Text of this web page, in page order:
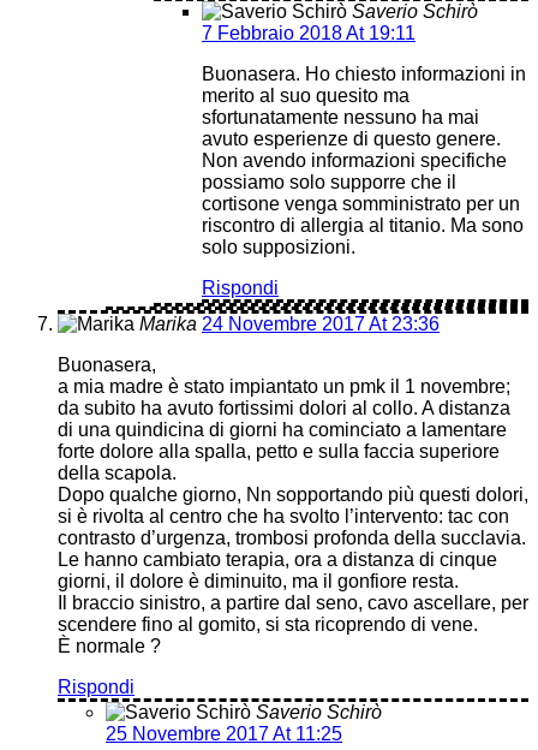
Saverio Schirò
7 Febbraio 2018 At 19:11
Buonasera. Ho chiesto informazioni in
merito al suo quesito ma
sfortunatamente nessuno ha mai
avuto esperienze di questo genere.
Non avendo informazioni specifiche
possiamo solo supporre che il
cortisone venga somministrato per un
riscontro di allergia al titanio. Ma sono
solo supposizioni.
Rispondi
Marika 24 Novembre 2017 At 23:36
Buonasera,
a mia madre è stato impiantato un pmk il 1 novembre;
da subito ha avuto fortissimi dolori al collo. A distanza
di una quindicina di giorni ha cominciato a lamentare
forte dolore alla spalla, petto e sulla faccia superiore
della scapola.
Dopo qualche giorno, Nn sopportando più questi dolori,
si è rivolta al centro che ha svolto l’intervento: tac con
contrasto d’urgenza, trombosi profonda della succlavia.
Le hanno cambiato terapia, ora a distanza di cinque
giorni, il dolore è diminuito, ma il gonfiore resta.
Il braccio sinistro, a partire dal seno, cavo ascellare, per
scendere fino al gomito, si sta ricoprendo di vene.
È normale ?
Rispondi
Saverio Schirò
25 Novembre 2017 At 11:25